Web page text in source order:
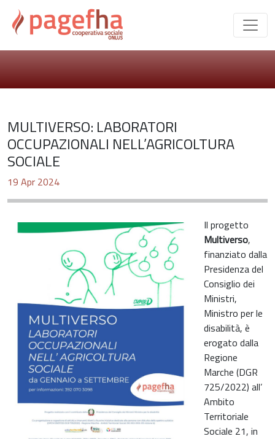
MULTIVERSO: LABORATORI
OCCUPAZIONALI NELL’AGRICOLTURA
SOCIALE
19 Apr 2024
Il progetto
Multiverso,
finanziato dalla
Presidenza del
Consiglio dei
Ministri,
Ministro per le
disabilità, è
erogato dalla
Regione
Marche (DGR
725/2022) all’
Ambito
Territoriale
Sociale 21, in